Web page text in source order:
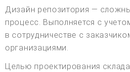
Дизайн репозитория —
процесс. Выполняется с
в сотрудничестве с
организациями.
Целью проектирования склада